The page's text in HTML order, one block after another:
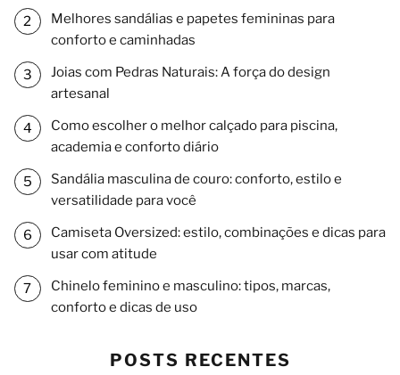
Melhores sandálias e papetes femininas para
conforto e caminhadas
Joias com Pedras Naturais: A força do design
artesanal
Como escolher o melhor calçado para piscina,
academia e conforto diário
Sandália masculina de couro: conforto, estilo e
versatilidade para você
Camiseta Oversized: estilo, combinações e dicas para
usar com atitude
Chinelo feminino e masculino: tipos, marcas,
conforto e dicas de uso
POSTS RECENTES